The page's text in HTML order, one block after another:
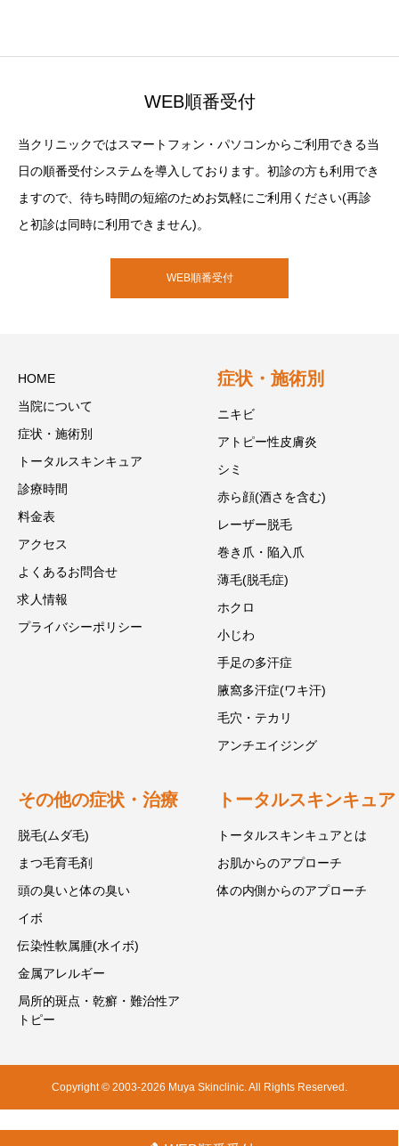
WEB順番受付
当クリニックではスマートフォン・パソコンからご利用できる当
日の順番受付システムを導入しております。初診の方も利用でき
ますので、待ち時間の短縮のためお気軽にご利用ください(再診
と初診は同時に利用できません)。
WEB順番受付
HOME
当院について
症状・施術別
トータルスキンキュア
診療時間
料金表
アクセス
よくあるお問合せ
求人情報
プライバシーポリシー
症状・施術別
ニキビ
アトピー性皮膚炎
シミ
赤ら顔(酒さを含む)
レーザー脱毛
巻き爪・陥入爪
薄毛(脱毛症)
ホクロ
小じわ
手足の多汗症
腋窩多汗症(ワキ汗)
毛穴・テカリ
アンチエイジング
その他の症状・治療
脱毛(ムダ毛)
まつ毛育毛剤
頭の臭いと体の臭い
イボ
伝染性軟属腫(水イボ)
金属アレルギー
局所的斑点・乾癬・難治性ア
トピー
トータルスキンキュア
トータルスキンキュアとは
お肌からのアプローチ
体の内側からのアプローチ
Copyright © 2003-2026 Muya Skinclinic. All Rights Reserved.